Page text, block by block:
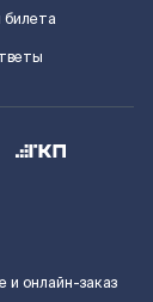
билета
и онлайн-заказ